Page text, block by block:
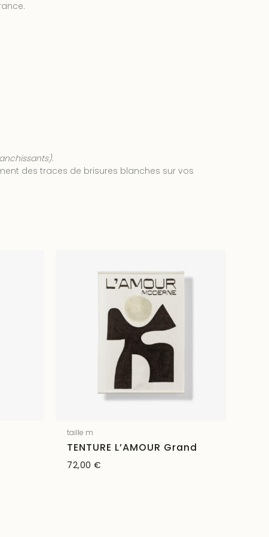
des traces de brisures blanches sur vos
taille m
TENTURE L’AMOUR Grand
72,00€